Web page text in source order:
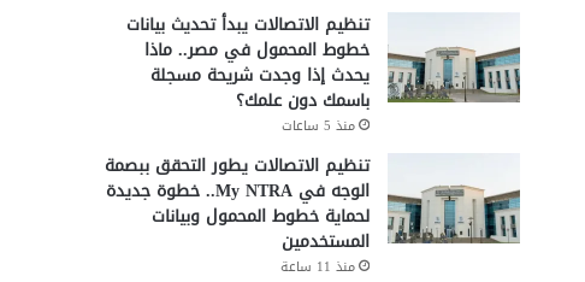
تنظيم الاتصالات يبدأ تحديث بيانات
خطوط المحمول في مصر.. ماذا
يحدث إذا وجدت شريحة مسجلة
باسمك دون علمك؟
منذ 5 ساعات
تنظيم الاتصالات يطور التحقق ببصمة
الوجه في My NTRA.. خطوة جديدة
لحماية خطوط المحمول وبيانات
المستخدمين
منذ 11 ساعة